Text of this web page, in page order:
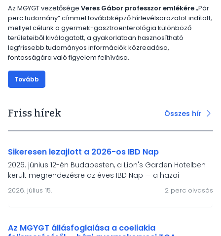
Az MGYGT vezetősége Veres Gábor professzor emlékére„Pár
perc tudomány” címmel továbbképző hírlevélsorozatot indított,
mellyel célunk a gyermek-gasztroenterológia különböző
területeiből kiválogatott, a gyakorlatban hasznosítható
legfrissebb tudományos információk közreadása,
fontosságára való figyelem felhívása.
Tovább
Friss hírek
Sikeresen lezajlott a 2026-os IBD Nap
2026. június 12-én Budapesten, a Lion's Garden Hotelben
került megrendezésre az éves IBD Nap — a hazai
gyermek-gasztroenterológiai IBD-ellátás és a HUPIR
regiszter önkéntes töltőinek fóruma. A rendezvény
életminőségének támogatása állt.
2026. július 15. 2 perc olvasás
Az MGYGT állásfoglalása a coeliakia
Összes hír